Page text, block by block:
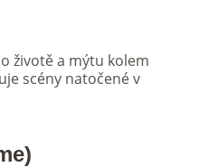
životě a mýtu kolem
scény natočené v